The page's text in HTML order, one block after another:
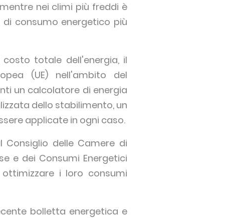
nei climi più freddi è
di consumo energetico più
totale dell'energia, il
(UE) nell'ambito del
un calcolatore di energia
dello stabilimento, un
applicate in ogni caso.
delle Camere di
e dei Consumi Energetici
ottimizzare i loro consumi
bolletta energetica e